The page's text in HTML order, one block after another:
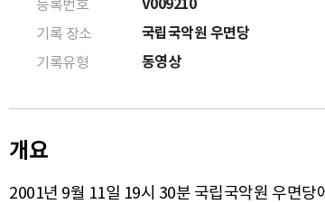
등록번호 V009210
기록 장소
국립국악원 우면당
기록유형 동영상
개요
2001년 9월 11일 19시 30분 국립국악원 우면